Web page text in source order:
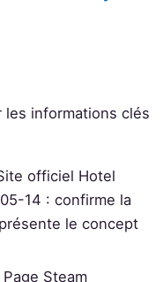
informations clés
officiel Hotel
14 : confirme la
le concept
Page Steam